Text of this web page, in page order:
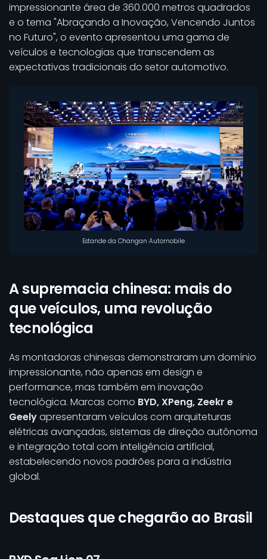
impressionante área de 360.000 metros quadrados
e o tema "Abraçando a Inovação, Vencendo Juntos
no Futuro", o evento apresentou uma gama de
veículos e tecnologias que transcendem as
expectativas tradicionais do setor automotivo.
Estande da Changan Automobile
A supremacia chinesa: mais do
que veículos, uma revolução
tecnológica
As montadoras chinesas demonstraram um domínio
impressionante, não apenas em design e
performance, mas também em inovação
tecnológica. Marcas como BYD, XPeng, Zeekr e
Geelyapresentaram veículos com arquiteturas
elétricas avançadas, sistemas de direção autônoma
e integração total com inteligência artificial,
estabelecendo novos padrões para a indústria
global.
Destaques que chegarão ao Brasil